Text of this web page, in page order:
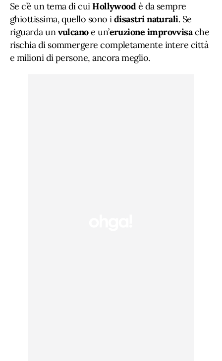
Se c’è un tema di cuiHollywoodè da sempre
ghiottissima, quello sono idisastrinaturali. Se
riguarda unvulcanoe un’eruzione improvvisache
rischia di sommergere completamente intere città
e milioni di persone, ancora meglio.